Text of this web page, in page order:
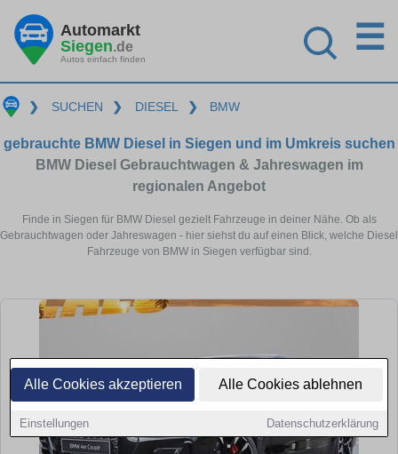
Alle Cookies akzeptieren Alle Cookies ablehnen
Einstellungen Datenschutzerklärung
Automarkt
Siegen.de
Autos einfach finden
☰
❯ SUCHEN ❯ DIESEL ❯ BMW
gebrauchte BMW Diesel in Siegen und im Umkreis suchen
BMW Diesel Gebrauchtwagen & Jahreswagen im
regionalen Angebot
Finde in Siegen für BMW Diesel gezielt Fahrzeuge in deiner Nähe. Ob als
Gebrauchtwagen oder Jahreswagen - hier siehst du auf einen Blick, welche Diesel
Fahrzeuge von BMW in Siegen verfügbar sind.